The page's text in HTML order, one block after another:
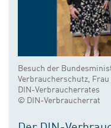
Besuch der
Verbraucherschutz,
DIN-Verbraucherrates
© DIN-Verbraucherrat